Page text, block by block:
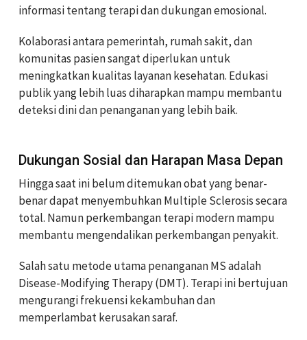
informasi tentang terapi dan dukungan emosional.
Kolaborasi antara pemerintah, rumah sakit, dan
komunitas pasien sangat diperlukan untuk
meningkatkan kualitas layanan kesehatan. Edukasi
publik yang lebih luas diharapkan mampu membantu
deteksi dini dan penanganan yang lebih baik.
Dukungan Sosial dan Harapan Masa Depan
Hingga saat ini belum ditemukan obat yang benar-
benar dapat menyembuhkan Multiple Sclerosis secara
total. Namun perkembangan terapi modern mampu
membantu mengendalikan perkembangan penyakit.
Salah satu metode utama penanganan MS adalah
Disease-Modifying Therapy (DMT). Terapi ini bertujuan
mengurangi frekuensi kekambuhan dan
memperlambat kerusakan saraf.